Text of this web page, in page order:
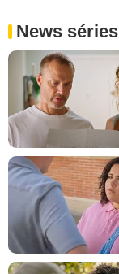
News séries